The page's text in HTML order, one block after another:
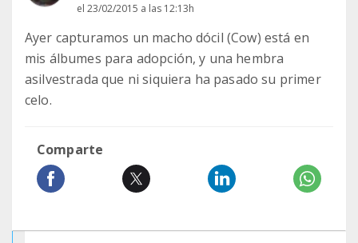
el 23/02/2015 a las 12:13h
Ayer capturamos un macho dócil (Cow) está en
mis álbumes para adopción, y una hembra
asilvestrada que ni siquiera ha pasado su primer
celo.
Comparte